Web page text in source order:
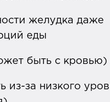
желудка даже
еды
быть с кровью)
из-за низкого